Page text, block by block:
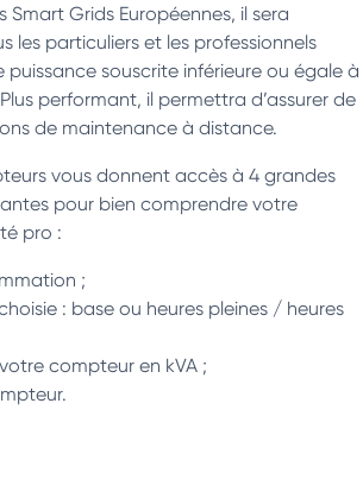
Smart Grids Européennes, il sera
les particuliers et les professionnels
puissance souscrite inférieure ou égale à
Plus performant, il permettra d’assurer de
de maintenance à distance.
vous donnent accès à 4 grandes
pour bien comprendre votre
pro :
;
: base ou heures pleines / heures
compteur en kVA ;